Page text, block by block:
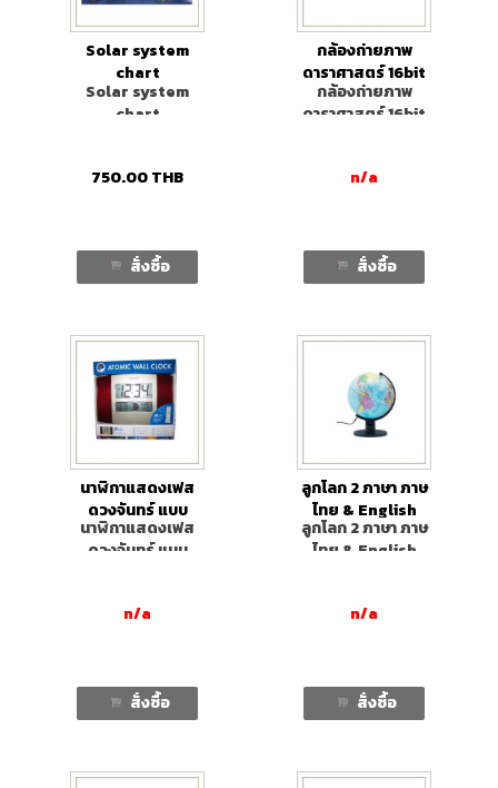
Solar system
chart
Solar system
chart
750.00THB
สั่งซื้อ
กล้องถ่ายภาพ
ดาราศาสตร์ 16bit
กล้องถ่ายภาพ
ดาราศาสตร์ 16bit
n/a
สั่งซื้อ
นาฬิกาแสดงเฟส
ดวงจันทร์ แบบ
ดิจิตอล
นาฬิกาแสดงเฟส
ดวงจันทร์ แบบ
n/a
สั่งซื้อ
ลูกโลก 2 ภาษา ภาษ
ไทย & English
ขนาด 12"
ลูกโลก 2 ภาษา ภาษ
ไทย & English
n/a
สั่งซื้อ